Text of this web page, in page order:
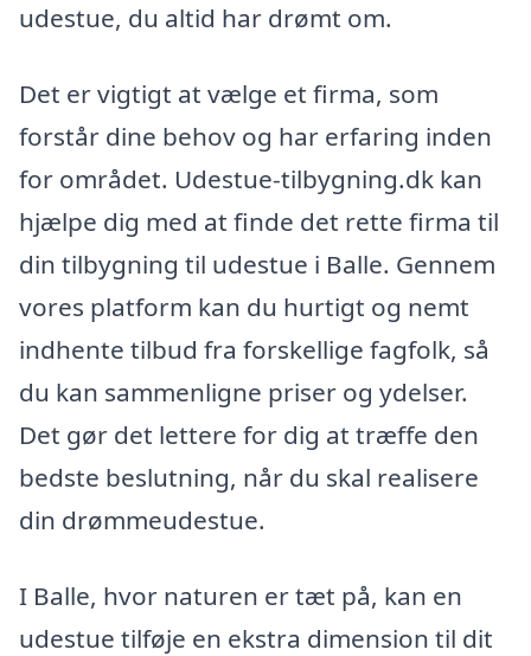
udestue, du altid har drømt om.
Det er vigtigt at vælge et firma, som
forstår dine behov og har erfaring inden
for området. Udestue-tilbygning.dk kan
hjælpe dig med at finde det rette firma til
din tilbygning til udestue i Balle. Gennem
vores platform kan du hurtigt og nemt
indhente tilbud fra forskellige fagfolk, så
du kan sammenligne priser og ydelser.
Det gør det lettere for dig at træffe den
bedste beslutning, når du skal realisere
din drømmeudestue.
I Balle, hvor naturen er tæt på, kan en
udestue tilføje en ekstra dimension til dit